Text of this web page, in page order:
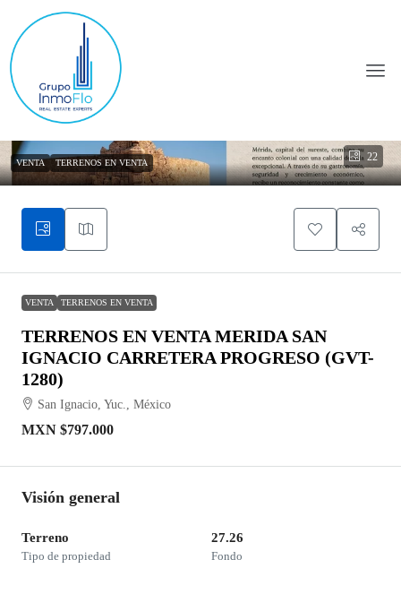
22
VENTA TERRENOS EN VENTA
VENTA TERRENOS EN VENTA
TERRENOS EN VENTA MERIDA SAN
IGNACIO CARRETERA PROGRESO (GVT-
1280)
San Ignacio, Yuc., México
MXN $797.000
Visión general
Terreno
Tipo de propiedad
27.26
Fondo